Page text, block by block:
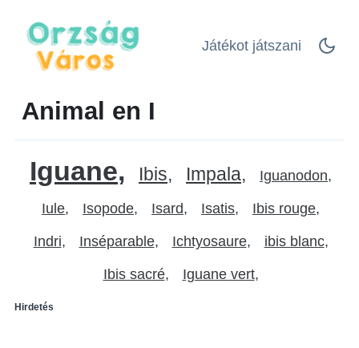
Játékot játszani
Animal en I
Iguane Ibis Impala Iguanodon
Iule Isopode Isard Isatis Ibis rouge
Indri Inséparable Ichtyosaure ibis blanc
Ibis sacré Iguane vert
Hirdetés